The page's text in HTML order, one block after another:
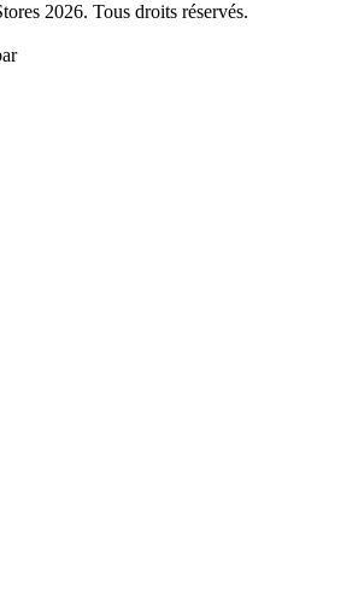
2026. Tous droits réservés.